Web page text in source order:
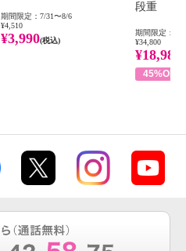
期間限定：7/31〜8/6
¥4,510
¥3,990(税込)
段重
期間限定：8/1
¥34,800
¥18,980
45%OFF